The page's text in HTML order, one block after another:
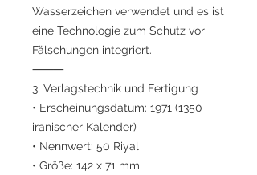
Wasserzeichen verwendet und es ist
eine Technologie zum Schutz vor
Fälschungen integriert.
⸻
3. Verlagstechnik und Fertigung
• Erscheinungsdatum: 1971 (1350
iranischer Kalender)
• Nennwert: 50 Riyal
• Größe: 142 x 71 mm